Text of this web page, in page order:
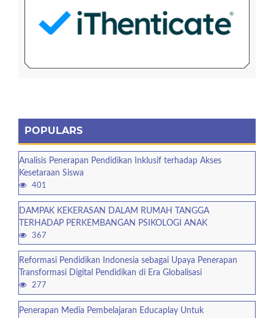
POPULARS
Analisis Penerapan Pendidikan Inklusif terhadap Akses
Kesetaraan Siswa
401
DAMPAK KEKERASAN DALAM RUMAH TANGGA
TERHADAP PERKEMBANGAN PSIKOLOGI ANAK
367
Reformasi Pendidikan Indonesia sebagai Upaya Penerapan
Transformasi Digital Pendidikan di Era Globalisasi
277
Penerapan Media Pembelajaran Educaplay Untuk